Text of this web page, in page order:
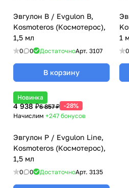
Эвгулон B / Evgulon B,
Kosmoteros (Космотерос),
1,5 мл
0 0 ДостаточноАрт. 3107
В корзину
1
0
Новинка
4 938 ₽6 857 ₽ -28%
Начислим +247 бонусов
Эвгулон P / Evgulon Line,
Kosmoteros (Космотерос),
1,5 мл
0 0 ДостаточноАрт. 3135